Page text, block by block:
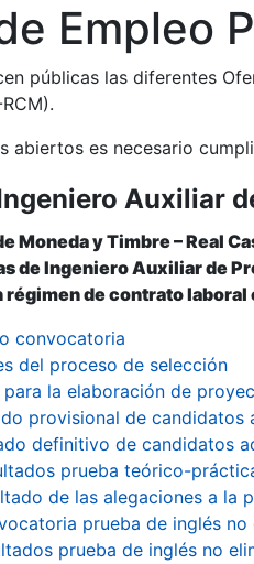
Empleo
públicas las diferentes
abiertos es necesario
Auxiliar
Moneda y Timbre – Real
de Ingeniero Auxiliar de
régimen de contrato laboral
convocatoria
del proceso de selección
para la elaboración de
provisional de
definitivo de candidatos
prueba teórico-
de las alegaciones a la
prueba de inglés no
prueba de inglés no